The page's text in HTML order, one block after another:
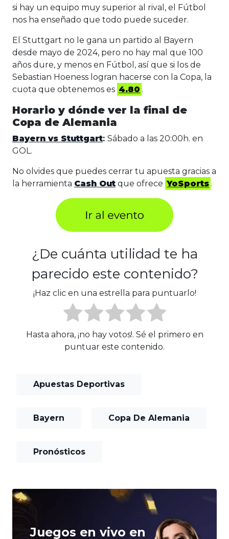
si hay un equipo muy superior al rival, el Fútbol
nos ha enseñado que todo puede suceder.
El Stuttgart no le gana un partido al Bayern
desde mayo de 2024, pero no hay mal que 100
años dure, y menos en Fútbol, así que si los de
Sebastian Hoeness logran hacerse con la Copa, la
cuota que obtenemos es 4.80 .
Horario y dónde ver la final de
Copa de Alemania
Bayern vs Stuttgart: Sábado a las 20:00h. en
GOL.
No olvides que puedes cerrar tu apuesta gracias a
la herramienta Cash Out que ofrece YoSports .
¿De cuánta utilidad te ha
parecido este contenido?
¡Haz clic en una estrella para puntuarlo!
Hasta ahora, ¡no hay votos!. Sé el primero en
puntuar este contenido.
Apuestas Deportivas
Bayern Copa De Alemania
Pronósticos
Juegos en vivo en